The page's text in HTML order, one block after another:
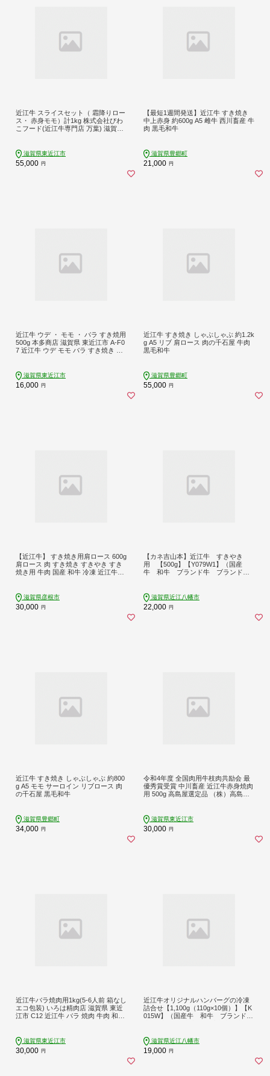
近江牛 スライスセット（ 霜降りロー
ス・ 赤身モモ）計1kg 株式会社びわ
こフード(近江牛専門店 万葉) 滋賀県
滋賀県東近江市
55,000 円
【最短1週間発送】近江牛 すき焼き
中上赤身 約600g A5 雌牛 西川畜産 牛
肉 黒毛和牛
滋賀県豊郷町
21,000 円
近江牛 ウデ ・ モモ ・ バラ すき焼用
500g 本多商店 滋賀県 東近江市 A-F0
7 近江牛 ウデ モモ バラ すき焼き 牛
級 滋賀県東近江市
16,000 円
近江牛 すき焼き しゃぶしゃぶ 約1.2k
g A5 リブ 肩ロース 肉の千石屋 牛肉
黒毛和牛
滋賀県豊郷町
55,000 円
【近江牛】 すき焼き用肩ロース 600g
肩ロース 肉 すき焼き すきやき すき
焼き用 牛肉 国産 和牛 冷凍 近江牛す
本三大和牛 国産牛 希少 クリスマス
お歳暮 ギフト 贈答 プレゼント 人気
彦根 滋賀 千成亭
滋賀県彦根市
30,000 円
【カネ吉山本】近江牛 すきやき
用 【500g】【Y079W1】（国産
牛 和牛 ブランド牛 ブランド和
ぶ 日本三大和牛 近江牛）
滋賀県近江八幡市
22,000 円
近江牛 すき焼き しゃぶしゃぶ 約800
g A5 モモ サーロイン リブロース 肉
の千石屋 黒毛和牛
滋賀県豊郷町
34,000 円
令和4年度 全国肉用牛枝肉共励会 最
優秀賞受賞 中川畜産 近江牛赤身焼肉
用 500g 高島屋選定品 （株）高島屋
優勝 最優秀賞 全国共励会
滋賀県東近江市
30,000 円
近江牛バラ焼肉用1kg(5-6人前 箱なし
エコ包装) いろは精肉店 滋賀県 東近
江市 C12 近江牛 バラ 焼肉 牛肉 和牛
滋賀県東近江市
30,000 円
近江牛オリジナルハンバーグの冷凍
詰合せ【1,100g（110g×10個）】【K
015W】（国産牛 和牛 ブランド
戸牛 松阪牛 に並ぶ 日本三大和牛
近江牛）
滋賀県近江八幡市
19,000 円